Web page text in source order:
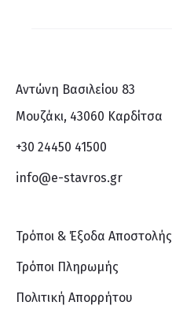
Αντώνη Βασιλείου 83
Μουζάκι, 43060 Καρδίτσα
+30 24450 41500
info@e-stavros.gr
Τρόποι & Έξοδα Αποστολής
Τρόποι Πληρωμής
Πολιτική Απορρήτου